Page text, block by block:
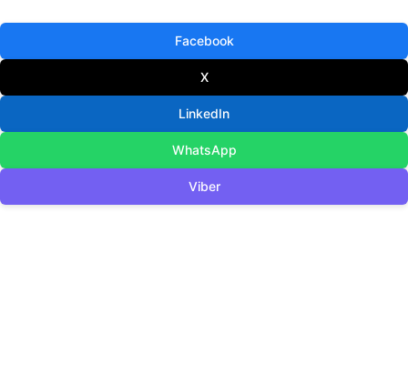
Facebook
X
LinkedIn
WhatsApp
Viber